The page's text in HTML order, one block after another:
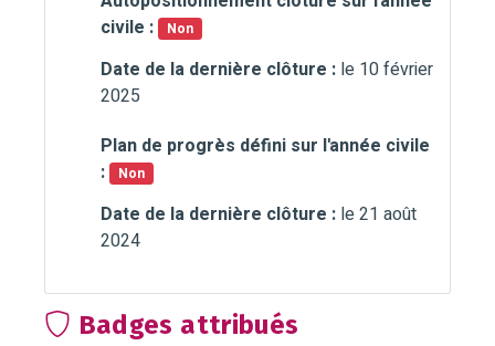
civile :
Non
Date de la dernière clôture : le 10 février
2025
Plan de progrès défini sur l'année civile
:
Non
Date de la dernière clôture : le 21 août
2024
Badges attribués